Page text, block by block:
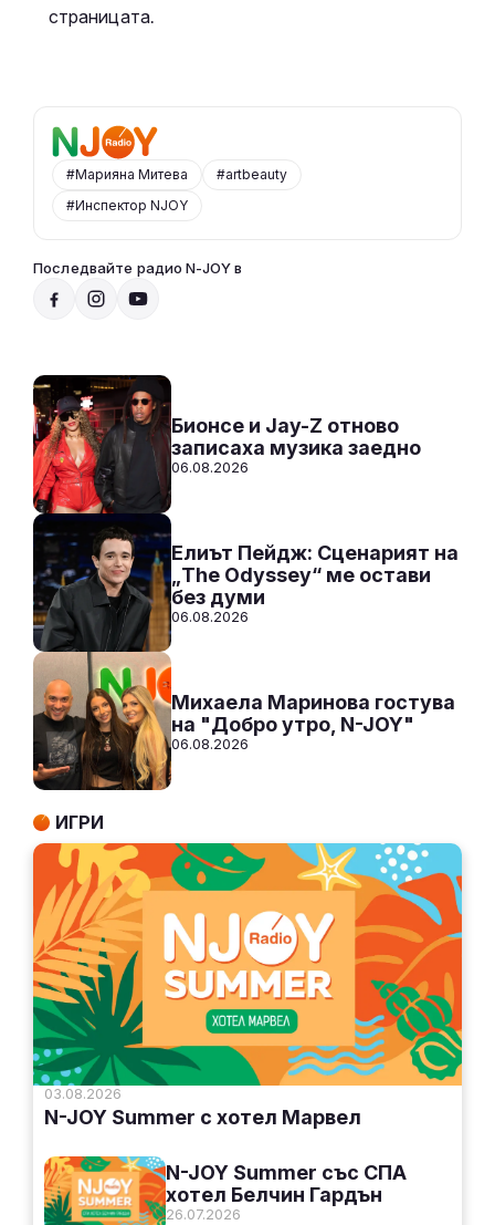
страницата.
#Марияна Митева
#artbeauty
#Инспектор NJOY
Последвайте радио N-JOY в
СЛУШАЙ
20:00 - 21:00
Бионсе и Jay-Z отново
записаха музика заедно
06.08.2026
Елиът Пейдж: Сценарият на
„The Odyssey“ ме остави
без думи
06.08.2026
Михаела Маринова гостува
на "Добро утро, N-JOY"
06.08.2026
ИГРИ
03.08.2026
N-JOY Summer с хотел Марвел
26.07.2026
N-JOY Summer със СПА
хотел Белчин Гардън